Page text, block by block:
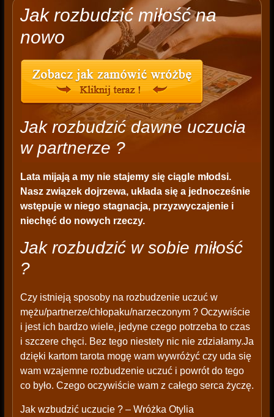
Jak rozbudzić miłość na
nowo
Jak rozbudzić dawne uczucia
w partnerze ?
Lata mijają a my nie stajemy się ciągle młodsi.
Nasz związek dojrzewa, układa się a jednocześnie
wstępuje w niego stagnacja, przyzwyczajenie i
niechęć do nowych rzeczy.
Jak rozbudzić w sobie miłość
?
Czy istnieją sposoby na rozbudzenie uczuć w
mężu/partnerze/chłopaku/narzeczonym ? Oczywiście
i jest ich bardzo wiele, jedyne czego potrzeba to czas
i szczere chęci. Bez tego niestety nic nie zdziałamy.Ja
dzięki kartom tarota mogę wam wywróżyć czy uda się
wam wzajemne rozbudzenie uczuć i powrót do tego
co było. Czego oczywiście wam z całego serca życzę.
Jak wzbudzić uczucie ? – Wróżka Otylia